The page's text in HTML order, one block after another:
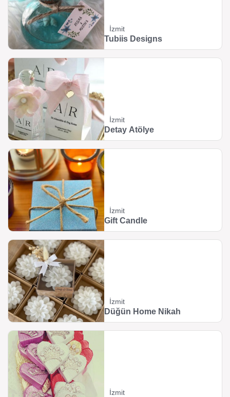
İzmit
Tubiis Designs
İzmit
Detay Atölye
İzmit
Gift Candle
İzmit
Düğün Home Nikah
İzmit